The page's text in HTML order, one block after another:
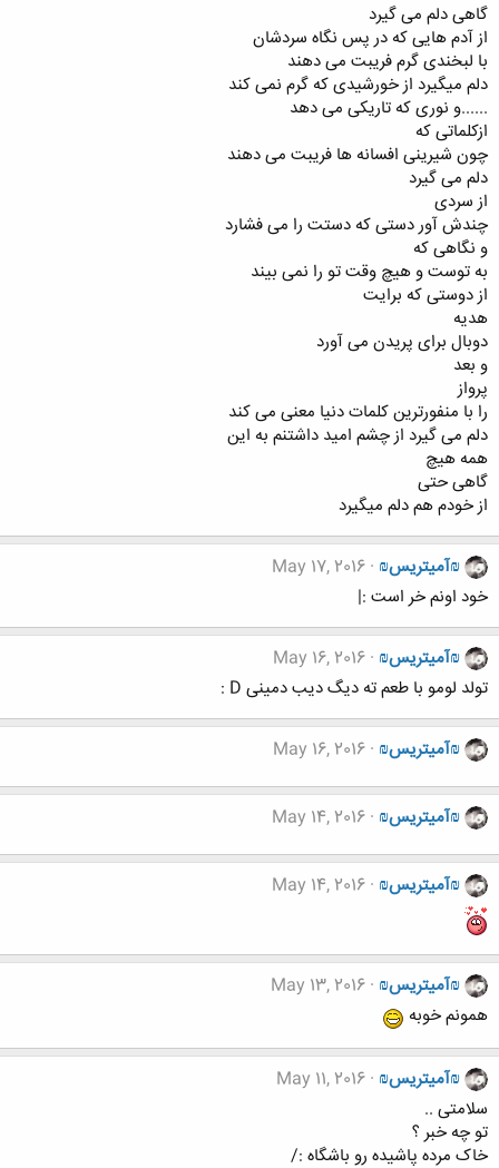
گاهی دلم می گیرد
از آدم هایی که در پس نگاه سردشان
با لبخندی گرم فریبت می دهند
دلم میگیرد از خورشیدی که گرم نمی کند
......و نوری که تاریکی می دهد
ازکلماتی که
چون شیرینی افسانه ها فریبت می دهند
دلم می گیرد
از سردی
چندش آور دستی که دستت را می فشارد
و نگاهی که
به توست و هیچ وقت تو را نمی بیند
از دوستی که برایت
هدیه
دوبال برای پریدن می آورد
و بعد
پرواز
را با منفورترین کلمات دنیا معنی می کند
دلم می گیرد از چشم امید داشتنم به این
همه هیچ
گاهی حتی
از خودم هم دلم میگیرد
₪آمیتریس₪ May 17, 2016
خود اونم خر است :|
₪آمیتریس₪ May 16, 2016
تولد لومو با طعم ته دیگ دیب دمینی D :
₪آمیتریس₪ May 16, 2016
₪آمیتریس₪ May 14, 2016
₪آمیتریس₪ May 14, 2016
₪آمیتریس₪ May 13, 2016
همونم خوبه
₪آمیتریس₪ May 11, 2016
سلامتی ..
تو چه خبر ؟
خاک مرده پاشیده رو باشگاه :/